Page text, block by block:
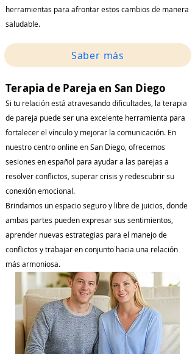
herramientas para afrontar estos cambios de manera
saludable.
Saber más
Terapia de Pareja en San Diego
Si tu relación está atravesando dificultades, la terapia
de pareja puede ser una excelente herramienta para
fortalecer el vínculo y mejorar la comunicación. En
nuestro centro online en San Diego, ofrecemos
sesiones en español para ayudar a las parejas a
resolver conflictos, superar crisis y redescubrir su
conexión emocional.
Brindamos un espacio seguro y libre de juicios, donde
ambas partes pueden expresar sus sentimientos,
aprender nuevas estrategias para el manejo de
conflictos y trabajar en conjunto hacia una relación
más armoniosa.